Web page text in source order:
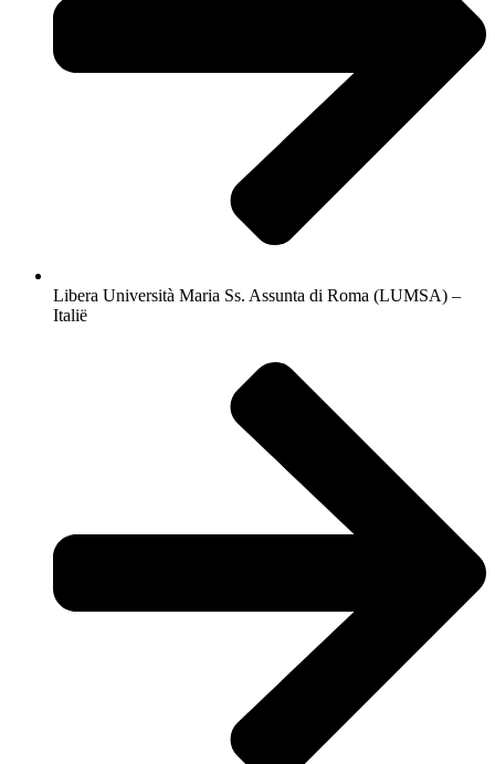
Libera Università Maria Ss. Assunta di Roma (LUMSA) –
Italië